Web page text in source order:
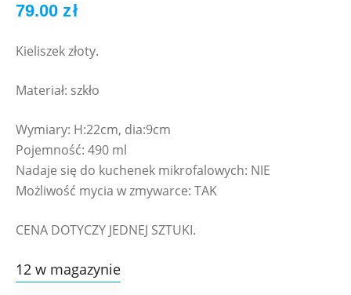
79.00 zł
Kieliszek złoty.
Materiał: szkło
Wymiary: H:22cm, dia:9cm
Pojemność: 490 ml
Nadaje się do kuchenek mikrofalowych: NIE
Możliwość mycia w zmywarce: TAK
CENA DOTYCZY JEDNEJ SZTUKI.
12 w magazynie